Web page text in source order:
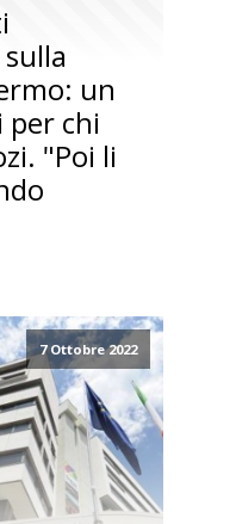
un
per chi
"Poi li
7 Ottobre 2022